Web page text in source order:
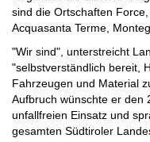
sind die Ortschaften
Acquasanta Terme,
"Wir sind", unterstreicht
"selbstverständlich bereit,
Fahrzeugen und Material
Aufbruch wünschte er den
unfallfreien Einsatz und
gesamten Südtiroler